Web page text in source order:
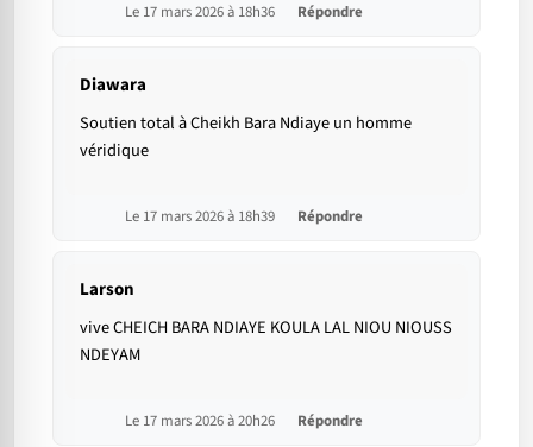
Le 17 mars 2026 à 18h36 Répondre
Diawara
Soutien total à Cheikh Bara Ndiaye un homme
véridique
Le 17 mars 2026 à 18h39 Répondre
Larson
vive CHEICH BARA NDIAYE KOULA LAL NIOU NIOUSS
NDEYAM
Le 17 mars 2026 à 20h26 Répondre